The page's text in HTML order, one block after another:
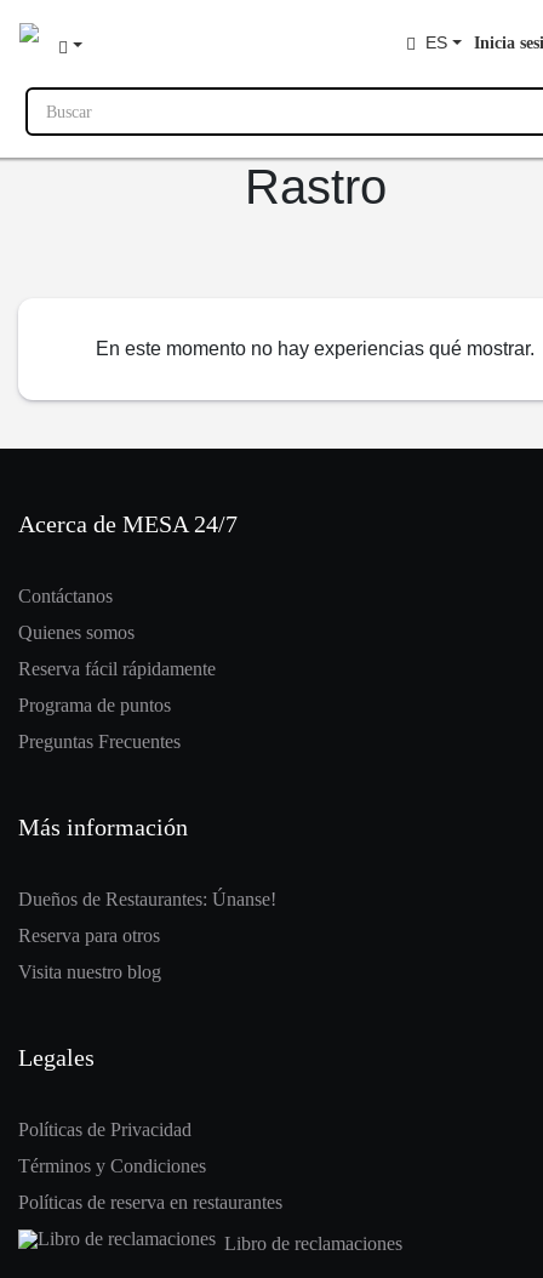
ES Inicia
Buscar
Rastro
En este momento no hay experiencias qué mostrar.
Acerca de MESA 24/7
Contáctanos
Quienes somos
Reserva fácil rápidamente
Programa de puntos
Preguntas Frecuentes
Más información
Dueños de Restaurantes: Únanse!
Reserva para otros
Visita nuestro blog
Legales
Políticas de Privacidad
Términos y Condiciones
Políticas de reserva en restaurantes
Libro de reclamaciones